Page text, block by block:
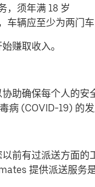
，须年满 18 岁
车辆应至少为两门车
赚取收入。
助确保每个人的
病 (COVID-19) 的
前有过派送方面
提供派送服务